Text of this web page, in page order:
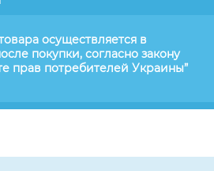
осуществляется в
покупки, согласно закону
прав потребителей Украины”